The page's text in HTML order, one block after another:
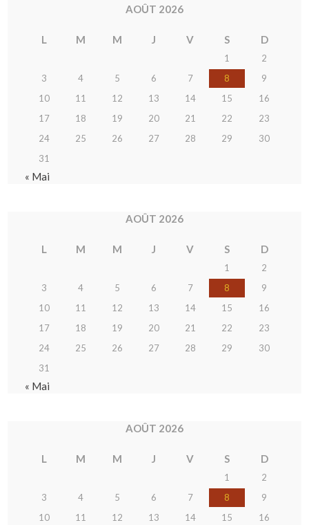
AOÛT 2026
L M M J V S D
1
2
3
4 5 6 7 8
9
10
11 12 13 14 15
16
17
18 19 20 21 22
23
24
25 26 27 28 29
30
31
« Mai
AOÛT 2026
L M M J V S D
1
2
3
4 5 6 7 8
9
10
11 12 13 14 15
16
17
18 19 20 21 22
23
24
25 26 27 28 29
30
31
« Mai
AOÛT 2026
L M M J V S D
1
2
3
4 5 6 7 8
9
10
11 12 13 14 15
16